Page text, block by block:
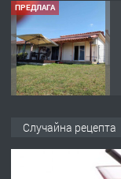
ПРЕДЛАГА
Случайна рецепта